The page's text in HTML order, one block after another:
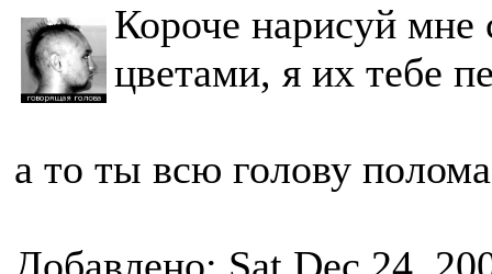
Короче нарисуй мне
цветами, я их тебе
а то ты всю голову